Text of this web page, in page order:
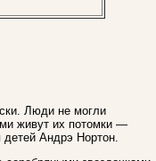
Люди не могли
живут их потомки —
Андрэ Нортон.